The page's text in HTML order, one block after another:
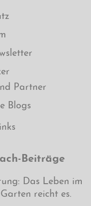
Partner
Blogs
Beiträge
Das Leben im
reicht es.